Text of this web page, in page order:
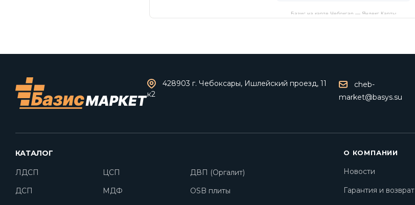
Базис на карте Чебоксар — Яндекс Карты
428903 г. Чебоксары, Ишлейский проезд, 11
к2
cheb-
market@basys.su
КАТАЛОГ
ЛДСП ЦСП
ДВП (Оргалит)
ДСП
МДФ
OSB плиты
О КОМПАНИИ
Новости
Гарантия и возврат